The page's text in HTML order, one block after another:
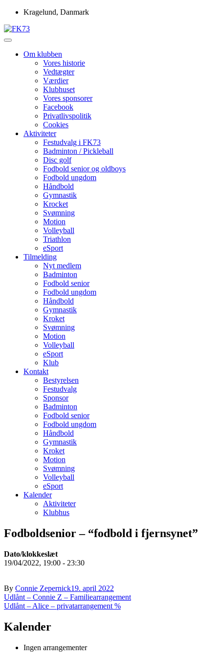
Skip
content
Kragelund, Danmark
FK73
Om klubben
Vores historie
Vedtægter
Værdier
Klubhuset
Vores sponsorer
Facebook
Privatlivspolitik
Cookies
Aktiviteter
Festudvalg i FK73
Badminton / Pickleball
Disc golf
Fodbold senior og oldboys
Fodbold ungdom
Håndbold
Gymnastik
Krocket
Svømning
Motion
Volleyball
Triathlon
eSport
Tilmelding
Nyt medlem
Badminton
Fodbold senior
Fodbold ungdom
Håndbold
Gymnastik
Kroket
Svømning
Motion
Volleyball
eSport
Klub
Kontakt
Bestyrelsen
Festudvalg
Sponsor
Badminton
Fodbold senior
Fodbold ungdom
Håndbold
Gymnastik
Kroket
Motion
Svømning
Volleyball
eSport
Kalender
Aktiviteter
Klubhus
Fodboldsenior – “fodbold i fjernsynet”
Dato/klokkeslæt
19/04/2022, 19:00 - 23:30
By Connie Zepernick19. april 2022
Indlægsnavigation
Udlånt – Connie Z – Familiearrangement
Udlånt – Alice – privatarrangement %
Kalender
Ingen arrangementer